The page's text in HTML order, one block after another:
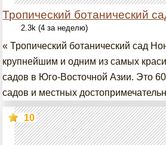
Тропический ботанический
2.3k (4 за неделю)
« Тропический ботанический сад
крупнейшим и одним из самых
садов в Юго-Восточной Азии. Это
садов и местных
10